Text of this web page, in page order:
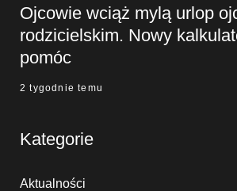
Ojcowie wciąż mylą urlop
rodzicielskim. Nowy
pomóc
2 tygodnie temu
Kategorie
Aktualności